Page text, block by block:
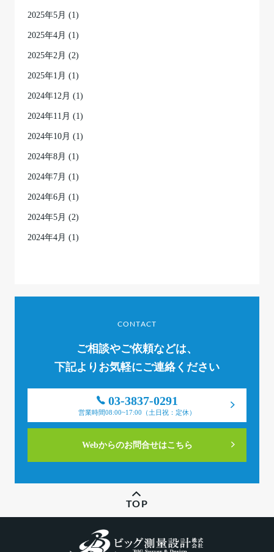
2025年5月 (1)
2025年4月 (1)
2025年2月 (2)
2025年1月 (1)
2024年12月 (1)
2024年11月 (1)
2024年10月 (1)
2024年8月 (1)
2024年7月 (1)
2024年6月 (1)
2024年5月 (2)
2024年4月 (1)
CONTACT
ご相談やご依頼などは、
下記よりお気軽にご連絡ください
03-3837-0291
営業時間08:00~17:00（土日祝：定休）
Webからのお問合せはこちら
TOP